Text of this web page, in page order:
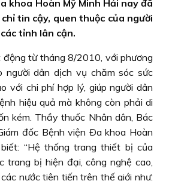
khoa Hoàn Mỹ Minh Hải nay đã
tin cậy, quen thuộc của người
tỉnh lân cận.
từ tháng 8/2010, với phương
người dân dịch vụ chăm sóc sức
với chi phí hợp lý, giúp người dân
hiệu quả mà không còn phải di
kém. Thầy thuốc Nhân dân, Bác
đốc Bệnh viện Ða khoa Hoàn
“Hệ thống trang thiết bị của
trang bị hiện đại, công nghệ cao,
nước tiên tiến trên thế giới như: